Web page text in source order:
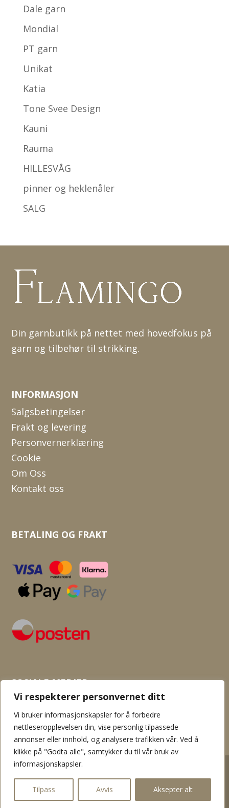
Vi respekterer personvernet ditt
Vi bruker informasjonskapsler for å forbedre
nettleseropplevelsen din, vise personlig tilpassede
annonser eller innhold, og analysere trafikken vår. Ved å
klikke på "Godta alle", samtykker du til vår bruk av
informasjonskapsler.
Tilpass Avvis Aksepter alt
Dale garn
Mondial
PT garn
Unikat
Katia
Tone Svee Design
Kauni
Rauma
HILLESVÅG
pinner og heklenåler
SALG
Din garnbutikk på nettet med hovedfokus på
garn og tilbehør til strikking.
INFORMASJON
Salgsbetingelser
Frakt og levering
Personvernerklæring
Cookie
Om Oss
Kontakt oss
BETALING OG FRAKT
SOSIALE MEDIER
2026 © Flamingo garn og hobby. Innholdet er beskyttet av
åndsverksloven. Kopiering er derav ikke tillatt uten skriftlig tillatelse